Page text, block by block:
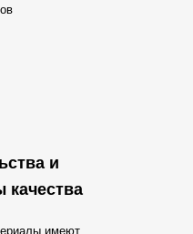
и
качества
имеют